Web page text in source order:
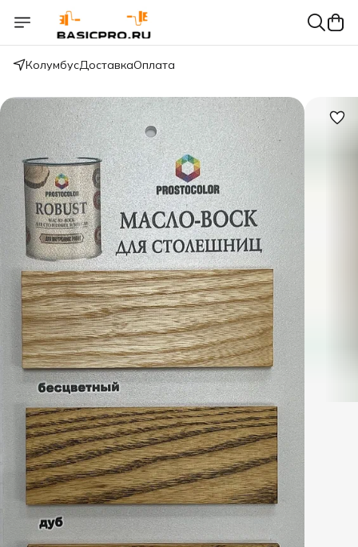
КолумбусДоставкаОплата